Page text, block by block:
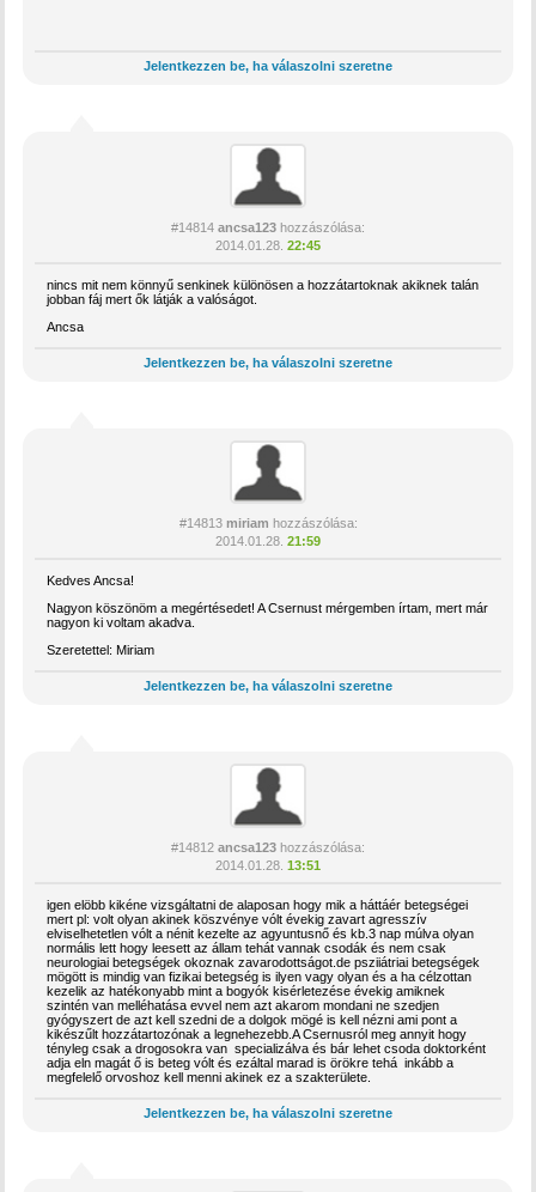
Jelentkezzen be, ha válaszolni szeretne
#14814 ancsa123 hozzászólása:
2014.01.28. 22:45
nincs mit nem könnyű senkinek különösen a hozzátartoknak akiknek talán
jobban fáj mert ők látják a valóságot.
Ancsa
Jelentkezzen be, ha válaszolni szeretne
#14813 miriam hozzászólása:
2014.01.28. 21:59
Kedves Ancsa!
Nagyon köszönöm a megértésedet! A Csernust mérgemben írtam, mert már
nagyon ki voltam akadva.
Szeretettel: Miriam
Jelentkezzen be, ha válaszolni szeretne
#14812 ancsa123 hozzászólása:
2014.01.28. 13:51
igen elöbb kikéne vizsgáltatni de alaposan hogy mik a háttáér betegségei
mert pl: volt olyan akinek köszvénye vólt évekig zavart agresszív
elviselhetetlen vólt a nénit kezelte az agyuntusnő és kb.3 nap múlva olyan
normális lett hogy leesett az állam tehát vannak csodák és nem csak
neurologiai betegségek okoznak zavarodottságot.de psziiátriai betegségek
mögött is mindig van fizikai betegség is ilyen vagy olyan és a ha célzottan
kezelik az hatékonyabb mint a bogyók kisérletezése évekig amiknek
szintén van melléhatása evvel nem azt akarom mondani ne szedjen
gyógyszert de azt kell szedni de a dolgok mögé is kell nézni ami pont a
kikészűlt hozzátartozónak a legnehezebb.A Csernusról meg annyit hogy
tényleg csak a drogosokra van specializálva és bár lehet csoda doktorként
adja eln magát ő is beteg vólt és ezáltal marad is örökre tehá inkább a
megfelelő orvoshoz kell menni akinek ez a szakterülete.
Jelentkezzen be, ha válaszolni szeretne